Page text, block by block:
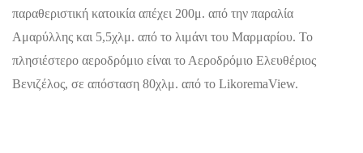
παραθεριστική κατοικία απέχει 200μ. από την παραλία
Αμαρύλλης και 5,5χλμ. από το λιμάνι του Μαρμαρίου. Το
πλησιέστερο αεροδρόμιο είναι το Αεροδρόμιο Ελευθέριος
Βενιζέλος, σε απόσταση 80χλμ. από το LikoremaView.